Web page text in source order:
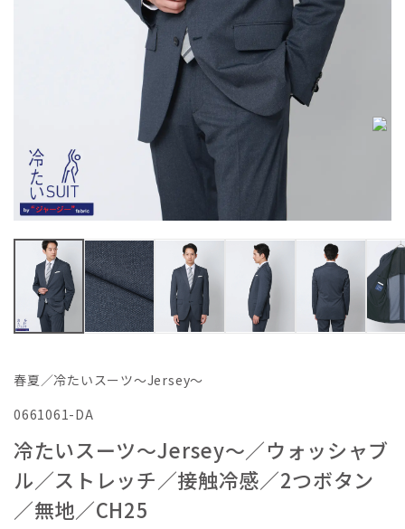
春夏／冷たいスーツ～Jersey～
0661061-DA
冷たいスーツ～Jersey～／ウォッシャブ
ル／ストレッチ／接触冷感／2つボタン
／無地／CH25